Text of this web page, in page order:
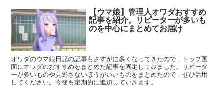
【ウマ娘】管理人オワダおすすめ
記事を紹介。リピーターが多いも
のを中心にまとめてお届け
オワダのウマ娘日記の記事もさすがに多くなってきたので，トップ画
面にオワダのおすすめをまとめた記事を固定してみました。リピータ
ーが多いものや見逃さないほうがいいものをまとめたので，ぜひ活用
してください。今後も定期的に追加していきます。